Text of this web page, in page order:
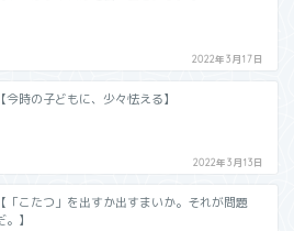
2022年3月17日
【今時の子どもに、少々怯える】
2022年3月13日
【「こたつ」を出すか出すまいか。それが問題
。】